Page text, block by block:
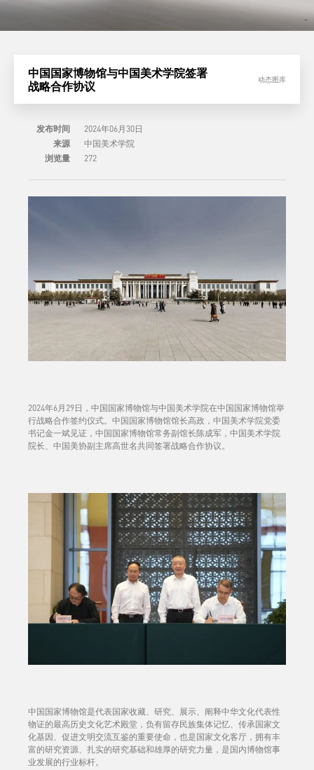
中国国家博物馆与中国美术学院签署
战略合作协议
动态图库
发布时间
2024年06月30日
来源
中国美术学院
浏览量
272
2024年6月29日，中国国家博物馆与中国美术学院在中国国家博物馆举
行战略合作签约仪式。中国国家博物馆馆长高政，中国美术学院党委
书记金一斌见证，中国国家博物馆常务副馆长陈成军，中国美术学院
院长、中国美协副主席高世名共同签署战略合作协议。
中国国家博物馆是代表国家收藏、研究、展示、阐释中华文化代表性
物证的最高历史文化艺术殿堂，负有留存民族集体记忆、传承国家文
化基因、促进文明交流互鉴的重要使命，也是国家文化客厅，拥有丰
富的研究资源、扎实的研究基础和雄厚的研究力量，是国内博物馆事
业发展的行业标杆。